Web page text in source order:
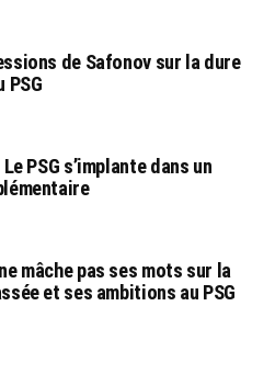
de Safonov sur la dure
PSG
PSG s’implante dans un
mâche pas ses mots sur la
et ses ambitions au PSG